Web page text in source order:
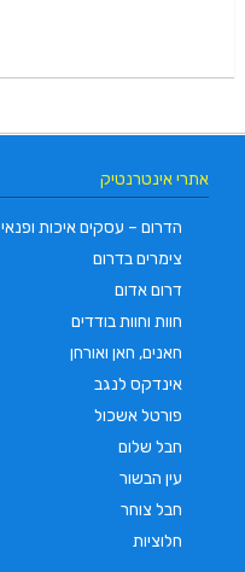
אתרי אינטרנטיק
הדרום – עסקים איכות ופנאי
צימרים בדרום
דרום אדום
חוות וחוות בודדים
חאנים, חאן ואורחן
אינדקס לנגב
פורטל אשכול
חבל שלום
עין הבשור
חבל צוחר
חלוציות